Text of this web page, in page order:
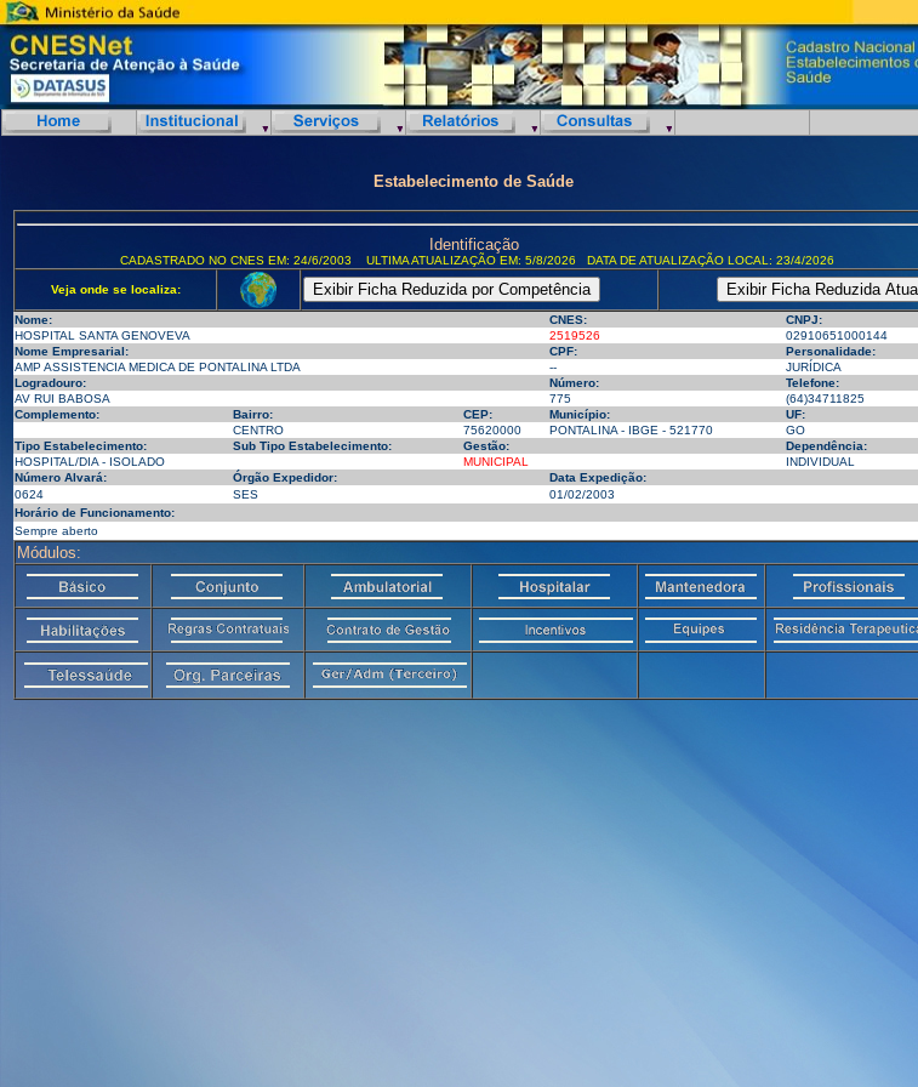
Estabelecimento de Saúde
Identificação
CADASTRADO NO CNES EM: 24/6/2003 ULTIMA ATUALIZAÇÃO EM: 5/8/2026 DATA DE ATUALIZAÇÃO LOCAL: 23/4/2026
Veja onde se localiza:
Nome: CNES:
CNPJ:
HOSPITAL SANTA GENOVEVA
2519526
02910651000144
Nome Empresarial:
CPF:
Personalidade:
AMP ASSISTENCIA MEDICA DE PONTALINA LTDA
--
JURÍDICA
Logradouro:
Número:
Telefone:
AV RUI BABOSA
775
(64)34711825
Complemento:
Bairro: CEP: Município:
UF:
CENTRO
75620000 PONTALINA - IBGE - 521770
GO
Tipo Estabelecimento:
Sub Tipo Estabelecimento: Gestão:
Dependência:
HOSPITAL/DIA - ISOLADO
MUNICIPAL
INDIVIDUAL
Número Alvará:
Órgão Expedidor:
Data Expedição:
0624
SES
01/02/2003
Horário de Funcionamento:
Sempre aberto
Módulos: